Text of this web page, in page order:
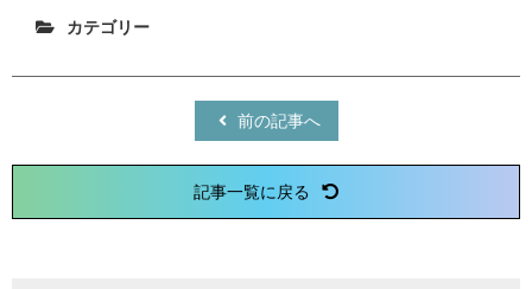
カテゴリー
前の記事へ
記事一覧に戻る